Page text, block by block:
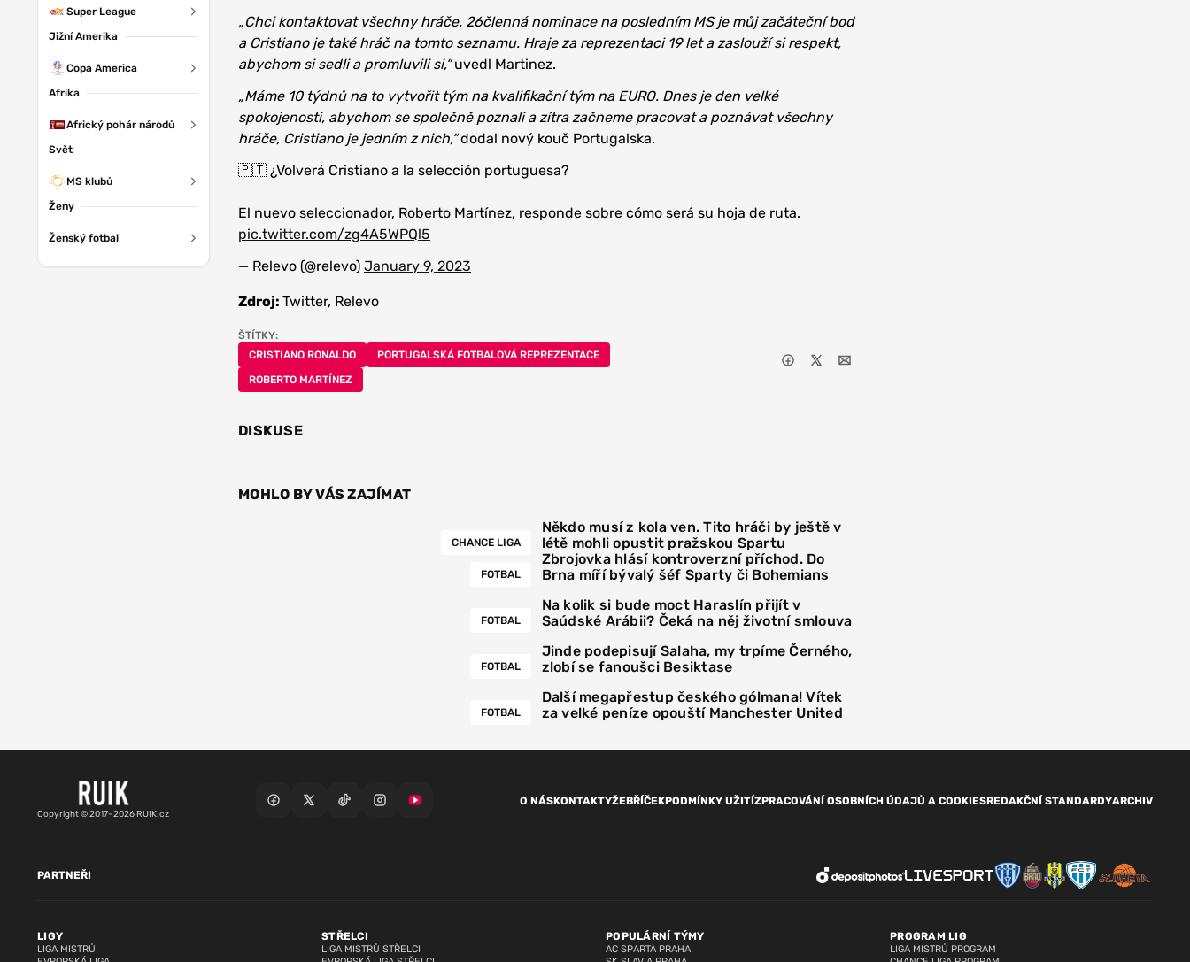
Super League
Jižní Amerika
Copa America
Afrika
Africký pohár národů
Svět
MS klubů
Ženy
Ženský fotbal
„Chci kontaktovat všechny hráče. 26členná nominace na posledním MS je můj začáteční bod
a Cristiano je také hráč na tomto seznamu. Hraje za reprezentaci 19 let a zaslouží si respekt,
abychom si sedli a promluvili si,“uvedl Martinez.
„Máme 10 týdnů na to vytvořit tým na kvalifikační tým na EURO. Dnes je den velké
spokojenosti, abychom se společně poznali a zítra začneme pracovat a poznávat všechny
hráče, Cristiano je jedním z nich,“dodal nový kouč Portugalska.
🇵🇹 ¿Volverá Cristiano a la selección portuguesa?
El nuevo seleccionador, Roberto Martínez, responde sobre cómo será su hoja de ruta.
pic.twitter.com/zg4A5WPQl5
— Relevo (@relevo) January 9, 2023
Zdroj: Twitter, Relevo
ŠTÍTKY:
CRISTIANO RONALDO
PORTUGALSKÁ FOTBALOVÁ REPREZENTACE
ROBERTO MARTÍNEZ
DISKUSE
MOHLO BY VÁS ZAJÍMAT
CHANCE LIGA
Někdo musí z kola ven. Tito hráči by ještě v
létě mohli opustit pražskou Spartu
FOTBAL
Zbrojovka hlásí kontroverzní příchod. Do
Brna míří bývalý šéf Sparty či Bohemians
FOTBAL
Na kolik si bude moct Haraslín přijít v
Saúdské Arábii? Čeká na něj životní smlouva
FOTBAL
Jinde podepisují Salaha, my trpíme Černého,
zlobí se fanoušci Besiktase
FOTBAL
Další megapřestup českého gólmana! Vítek
za velké peníze opouští Manchester United
Copyright © 2017–2026 RUIK.cz
O NÁSKONTAKTYŽEBŘÍČEKPODMÍNKY UŽITÍZPRACOVÁNÍ OSOBNÍCH ÚDAJŮ A COOKIESREDAKČNÍ STANDARDYARCHIV
LIGY
LIGA MISTRŮ
STŘELCI
LIGA MISTRŮ STŘELCI
POPULÁRNÍ TÝMY
AC SPARTA PRAHA
PROGRAM LIG
LIGA MISTRŮ PROGRAM
PARTNEŘI